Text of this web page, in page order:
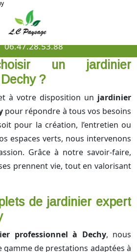
06.47.28.53.88
un jardinier
?
à votre disposition un jardinier
pour répondre à tous vos besoins
pour la création, l’entretien ou
espaces verts, nous intervenons
Grâce à notre savoir-faire,
prennent vie, tout en valorisant
de jardinier expert
professionnel à Dechy, nous
de prestations adaptées à